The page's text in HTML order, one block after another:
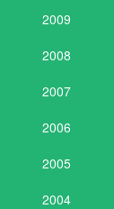
2009
2008
2007
2006
2005
2004